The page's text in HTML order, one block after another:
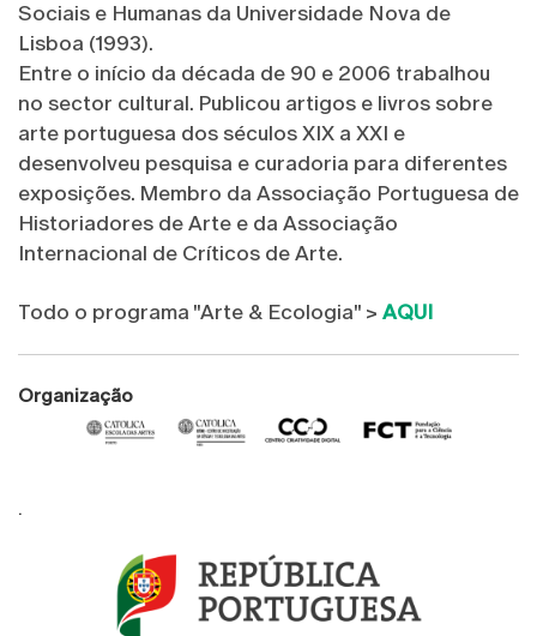
Sociais e Humanas da Universidade Nova de
Lisboa (1993).
Entre o início da década de 90 e 2006 trabalhou
no sector cultural. Publicou artigos e livros sobre
arte portuguesa dos séculos XIX a XXI e
desenvolveu pesquisa e curadoria para diferentes
exposições. Membro da Associação Portuguesa de
Historiadores de Arte e da Associação
Internacional de Críticos de Arte.
Todo o programa "Arte & Ecologia" > AQUI
Organização
.